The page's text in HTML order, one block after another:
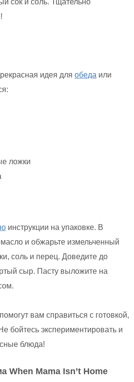
идея для обеда или
ложки
инструкции на упаковке. В
и обжарьте измельченный
соль и перец. Доведите до
сыр. Пасту выложите на
вам справиться с готовкой,
бойтесь экспериментировать и
блюда!
When Mama Isn’t Home